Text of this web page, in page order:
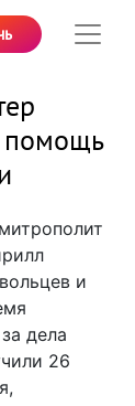
помощь
и
дела
26